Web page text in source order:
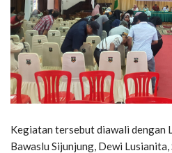
Kegiatan tersebut diawali dengan
Bawaslu Sijunjung, Dewi